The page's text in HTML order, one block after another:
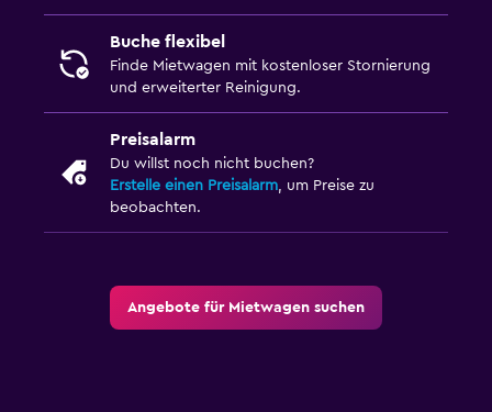
Buche flexibel
Finde Mietwagen mit kostenloser Stornierung
und erweiterter Reinigung.
Preisalarm
Du willst noch nicht buchen?
Erstelle einen Preisalarm, um Preise zu
beobachten.
Angebote für Mietwagen suchen